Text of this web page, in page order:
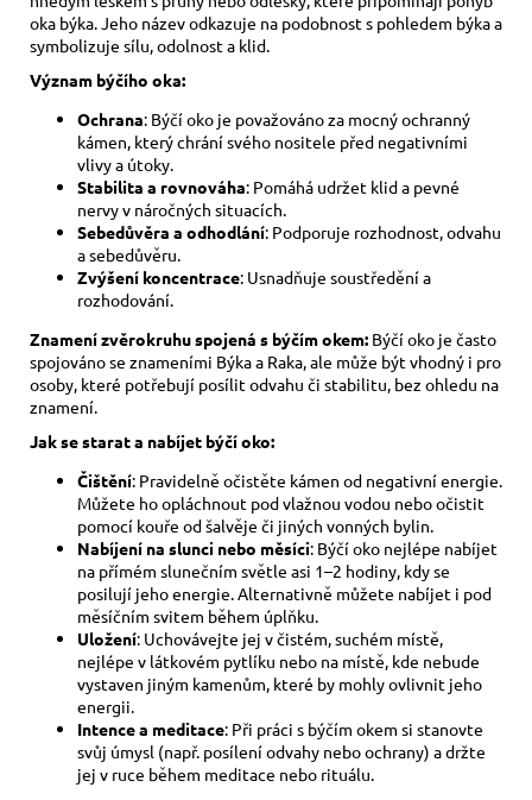
oka býka. Jeho název odkazuje na podobnost s pohledem býka a
symbolizuje sílu, odolnost a klid.
Význam býčího oka:
Ochrana: Býčí oko je považováno za mocný ochranný
kámen, který chrání svého nositele před negativními
vlivy a útoky.
Stabilita a rovnováha: Pomáhá udržet klid a pevné
nervy v náročných situacích.
Sebedůvěra a odhodlání: Podporuje rozhodnost, odvahu
a sebedůvěru.
Zvýšení koncentrace: Usnadňuje soustředění a
rozhodování.
Znamení zvěrokruhu spojená s býčím okem: Býčí oko je často
spojováno se znameními Býka a Raka, ale může být vhodný i pro
osoby, které potřebují posílit odvahu či stabilitu, bez ohledu na
znamení.
Jak se starat a nabíjet býčí oko:
Čištění: Pravidelně očistěte kámen od negativní energie.
Můžete ho opláchnout pod vlažnou vodou nebo očistit
pomocí kouře od šalvěje či jiných vonných bylin.
Nabíjení na slunci nebo měsíci: Býčí oko nejlépe nabíjet
na přímém slunečním světle asi 1–2 hodiny, kdy se
posilují jeho energie. Alternativně můžete nabíjet i pod
měsíčním svitem během úplňku.
Uložení: Uchovávejte jej v čistém, suchém místě,
nejlépe v látkovém pytlíku nebo na místě, kde nebude
vystaven jiným kamenům, které by mohly ovlivnit jeho
energii.
Intence a meditace: Při práci s býčím okem si stanovte
svůj úmysl (např. posílení odvahy nebo ochrany) a držte
jej v ruce během meditace nebo rituálu.